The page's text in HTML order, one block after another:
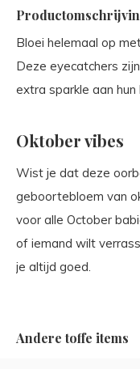
Bloei helemaal op
Deze eyecatchers
extra sparkle aan hun
Oktober vibes
Wist je dat deze
geboortebloem van
voor alle October
of iemand wilt
je altijd goed.
Andere toffe items